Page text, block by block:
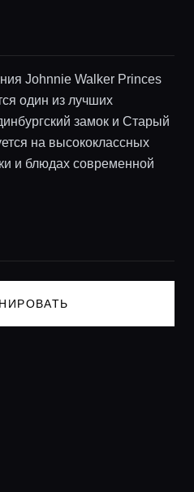
Johnnie Walker Princes
один из лучших
замок и Старый
на высококлассных
и блюдах современной